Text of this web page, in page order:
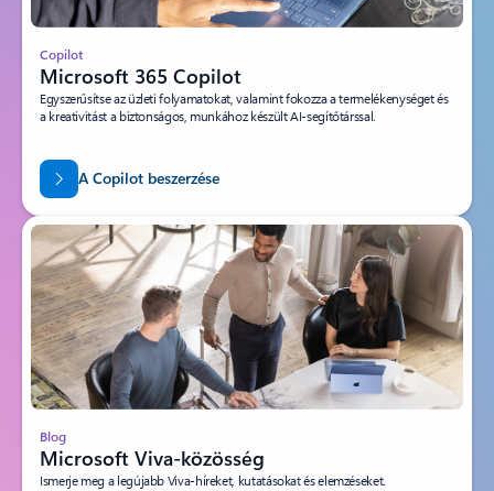
Copilot
Microsoft 365 Copilot
Egyszerűsítse az üzleti folyamatokat, valamint fokozza a termelékenységet és
a kreativitást a biztonságos, munkához készült AI-segítőtárssal.
A Copilot beszerzése
Blog
Microsoft Viva-közösség
Ismerje meg a legújabb Viva-híreket, kutatásokat és elemzéseket.